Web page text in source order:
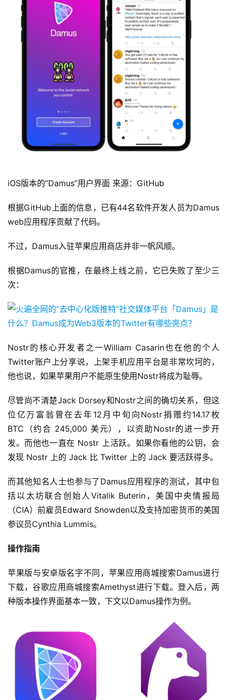
iOS版本的“Damus”用户界面 来源：GitHub
根据GitHub上面的信息，已有44名软件开发人员为Damus
web应用程序贡献了代码。
不过，Damus入驻苹果应用商店并非一帆风顺。
根据Damus的官推，在最终上线之前，它已失败了至少三
次：
Nostr的核心开发者之一William Casarin也在他的个人
Twitter账户上分享说，上架手机应用平台是非常坎坷的，
他也说，如果苹果用户不能原生使用Nostr将成为耻辱。
尽管尚不清楚Jack Dorsey和Nostr之间的确切关系，但这
位亿万富翁曾在去年12月中旬向Nostr捐赠约14.17枚
BTC（约合 245,000 美元），以资助Nostr的进一步开
发。而他也一直在 Nostr 上活跃。如果你看他的公钥，会
发现 Nostr 上的 Jack 比 Twitter 上的 Jack 要活跃得多。
而其他知名人士也参与了Damus应用程序的测试，其中包
括以太坊联合创始人Vitalik Buterin，美国中央情报局
（CIA）前雇员Edward Snowden以及支持加密货币的美国
参议员Cynthia Lummis。
操作指南
苹果版与安卓版名字不同，苹果应用商城搜索Damus进行
下载，谷歌应用商城搜索Amethyst进行下载。登入后，两
种版本操作界面基本一致，下文以Damus操作为例。